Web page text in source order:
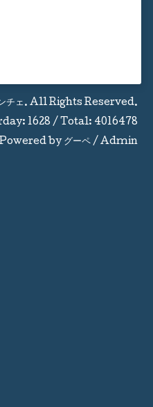
チェ . All Rights Reserved.
1628 / Total: 4016478
by グーペ / Admin